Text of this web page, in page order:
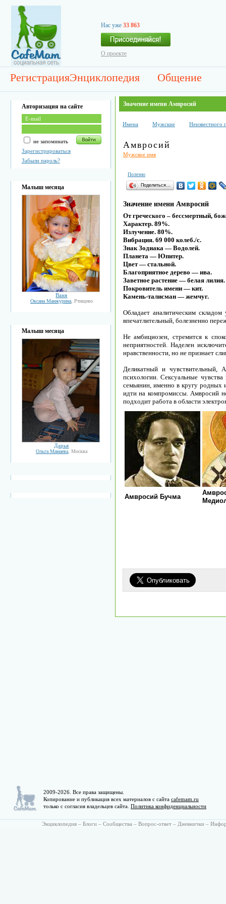
Нас уже 33 863
О проекте
РегистрацияЭнциклопедия Общение
Авторизация на сайте
не запоминать
Зарегистрироваться
Забыли пароль?
Малыш месяца
Ваня
Оксана Манжурина, Ртищево
Малыш месяца
Дарья
Ольга Мамаева, Москва
Значение имени Амвросий
Имена Мужские Неизвестного
Амвросий
Мужское имя
Полезно
Поделиться…
Значение имени Амвросий
От греческого – бессмертный,
Характер. 89%.
Излучение. 80%.
Вибрация. 69 000 колеб./с.
Знак Зодиака — Водолей.
Планета — Юпитер.
Цвет — стальной.
Благоприятное дерево — ива.
Заветное растение — белая лилия.
Покровитель имени — кит.
Камень-талисман — жемчуг.
Обладает аналитическим
впечатлительный, болезненно
Не амбициозен, стремится к
неприятностей. Наделен
нравственности, но не признает
Деликатный и чувствительный,
психологии. Сексуальные
семьянин, именно в кругу родных
идти на компромиссы. Амвросий
подходит работа в области
Амвросий Бучма
2009-2026. Все права защищены.
Копирование и публикация всех материалов с сайта cafemam.ru
только с согласия владельцев сайта. Политика конфиденциальности
Энциклопедия – Блоги – Сообщества – Вопрос-ответ – Дневнички –